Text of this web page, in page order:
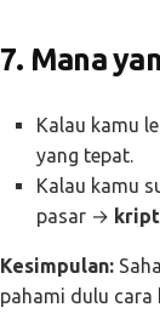
7. Mana
Kalau kamu
yang tepat.
Kalau kamu
pasar →
Kesimpulan:
pahami dulu cara